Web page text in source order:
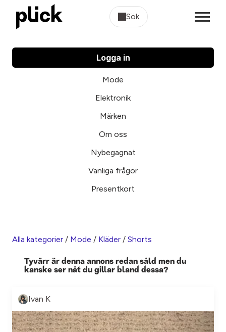
Sök
Logga in
Mode
Elektronik
Märken
Om oss
Nybegagnat
Vanliga frågor
Presentkort
Alla kategorier / Mode / Kläder / Shorts
Tyvärr är denna annons redan såld men du
kanske ser nåt du gillar bland dessa?
Ivan K